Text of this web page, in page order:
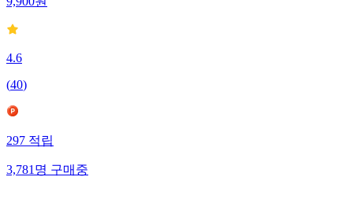
9,900원
4.6
(40)
297적립
3,781명구매중